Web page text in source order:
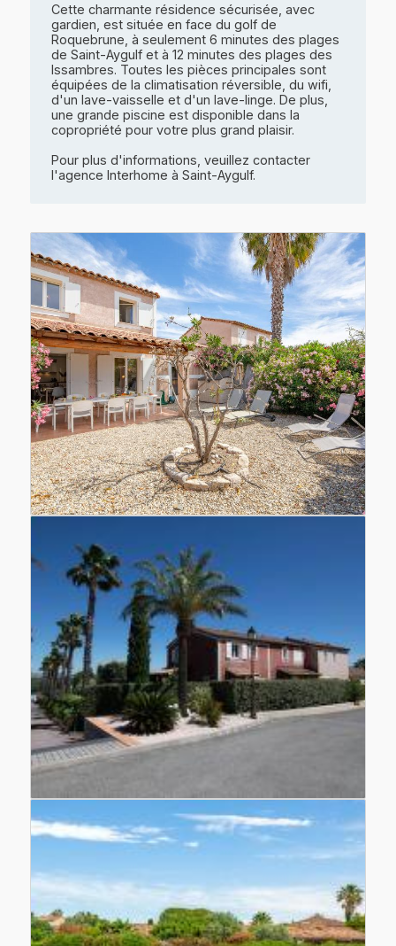
Cette charmante résidence sécurisée, avec
gardien, est située en face du golf de
Roquebrune, à seulement 6 minutes des plages
de Saint-Aygulf et à 12 minutes des plages des
Issambres. Toutes les pièces principales sont
équipées de la climatisation réversible, du wifi,
d'un lave-vaisselle et d'un lave-linge. De plus,
une grande piscine est disponible dans la
copropriété pour votre plus grand plaisir.
Pour plus d'informations, veuillez contacter
l'agence Interhome à Saint-Aygulf.